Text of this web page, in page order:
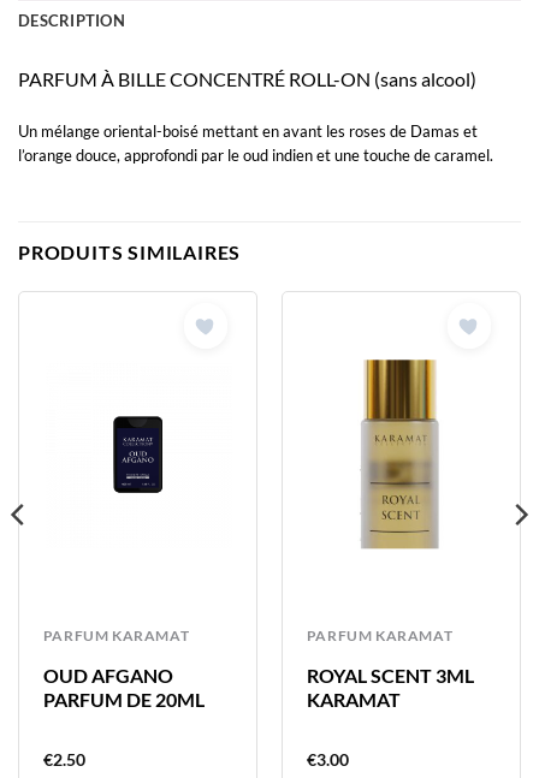
DESCRIPTION
PARFUM À BILLE CONCENTRÉ ROLL-ON (sans alcool)
Un mélange oriental-boisé mettant en avant les roses de Damas et
l’orange douce, approfondi par le oud indien et une touche de caramel.
PRODUITS SIMILAIRES
PARFUM KARAMAT
OUD AFGANO
PARFUM DE 20ML
€2.50
PARFUM KARAMAT
ROYAL SCENT 3ML
KARAMAT
€3.00